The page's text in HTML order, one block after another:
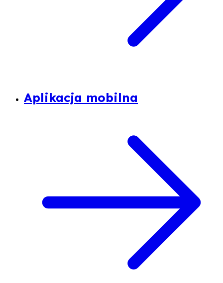
Aplikacja mobilna